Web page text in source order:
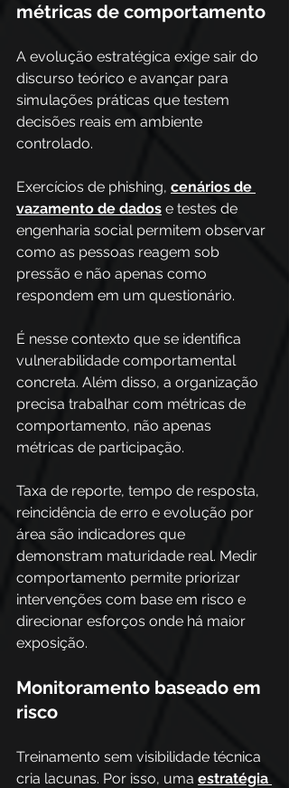
métricas de comportamento
A evolução estratégica exige sair do
discurso teórico e avançar para
simulações práticas que testem
decisões reais em ambiente
controlado.
Exercícios de phishing, cenários de
vazamento de dados e testes de
engenharia social permitem observar
como as pessoas reagem sob
pressão e não apenas como
respondem em um questionário.
É nesse contexto que se identifica
vulnerabilidade comportamental
concreta. Além disso, a organização
precisa trabalhar com métricas de
comportamento, não apenas
métricas de participação.
Taxa de reporte, tempo de resposta,
reincidência de erro e evolução por
área são indicadores que
demonstram maturidade real. Medir
comportamento permite priorizar
intervenções com base em risco e
direcionar esforços onde há maior
exposição.
Monitoramento baseado em
risco
Treinamento sem visibilidade técnica
cria lacunas. Por isso, uma estratégia